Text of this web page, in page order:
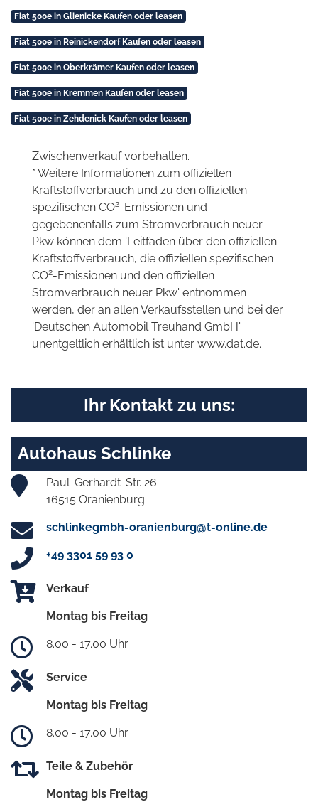
Fiat 500e in Glienicke Kaufen oder leasen
Fiat 500e in Reinickendorf Kaufen oder leasen
Fiat 500e in Oberkrämer Kaufen oder leasen
Fiat 500e in Kremmen Kaufen oder leasen
Fiat 500e in Zehdenick Kaufen oder leasen
Zwischenverkauf vorbehalten.
* Weitere Informationen zum offiziellen
Kraftstoffverbrauch und zu den offiziellen
spezifischen CO2-Emissionen und
gegebenenfalls zum Stromverbrauch neuer
Pkw können dem 'Leitfaden über den offiziellen
Kraftstoffverbrauch, die offiziellen spezifischen
CO2-Emissionen und den offiziellen
Stromverbrauch neuer Pkw' entnommen
werden, der an allen Verkaufsstellen und bei der
'Deutschen Automobil Treuhand GmbH'
unentgeltlich erhältlich ist unter www.dat.de.
Ihr Kontakt zu uns:
Autohaus Schlinke
Paul-Gerhardt-Str. 26
16515 Oranienburg
schlinkegmbh-oranienburg@t-online.de
+49 3301 59 93 0
Verkauf
Montag bis Freitag
8.00 - 17.00 Uhr
Service
Montag bis Freitag
8.00 - 17.00 Uhr
Teile & Zubehör
Montag bis Freitag